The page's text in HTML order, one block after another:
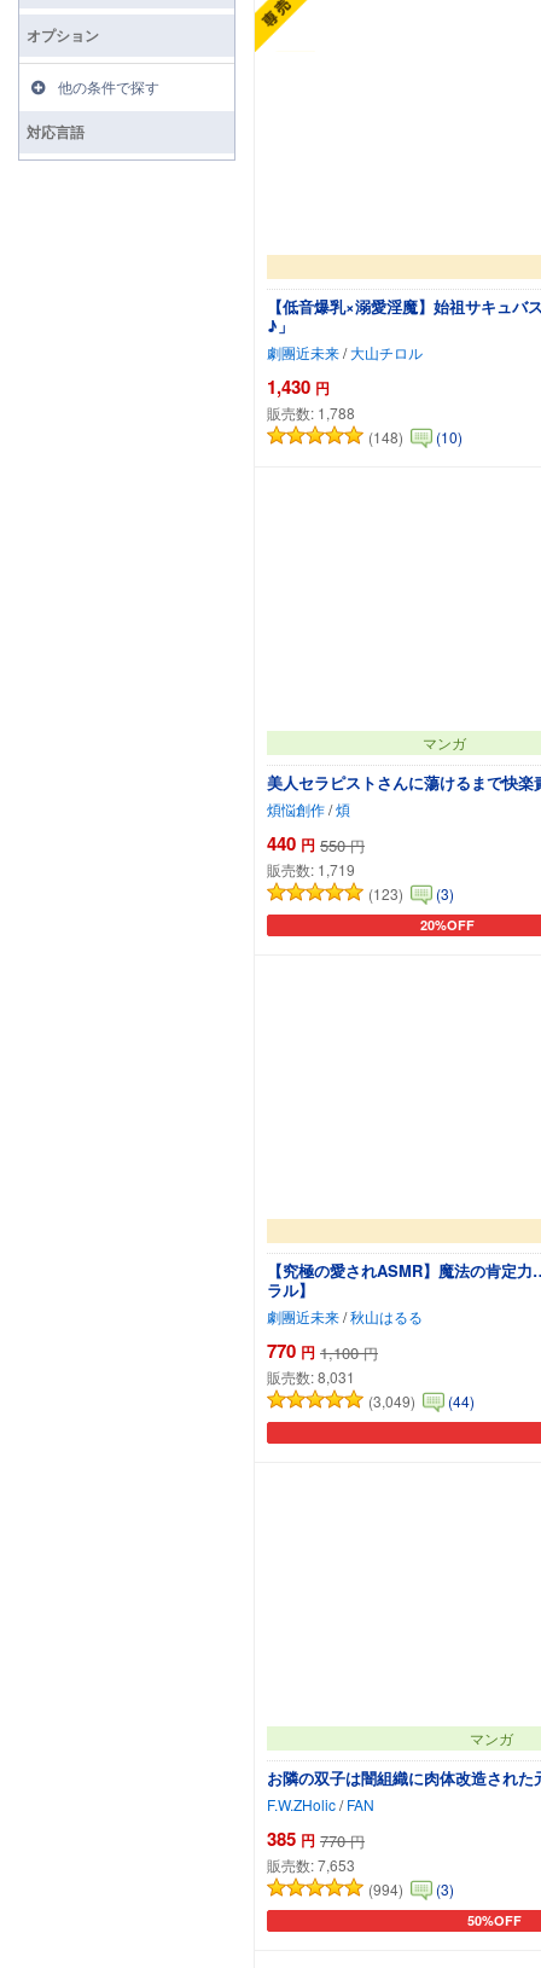
【低音爆乳×溺愛淫魔】始祖サキュ
♪」
劇團近未来/大山チロル
1,430 円
販売数: 1,788
(148)
(10)
マンガ
美人セラピストさんに蕩けるまで快楽
煩悩創作/煩
440 円 550 円
販売数: 1,719
(123)
(3)
20%OFF
カートに追加
【究極の愛されASMR】魔法の肯定
ラル】
劇團近未来/秋山はるる
770 円 1,100 円
販売数:8,031
(3,049)
(44)
マンガ
お隣の双子は闇組織に肉体改造され
F.W.ZHolic/ FAN
385 円 770 円
販売数:7,653
(994)
(3)
50%OFF
カートに追
オプション
他の条件で探す
対応言語